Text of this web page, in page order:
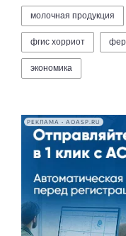
молочная продукция
фгис хорриот
экономика
РЕКЛАМА • AOASP.RU